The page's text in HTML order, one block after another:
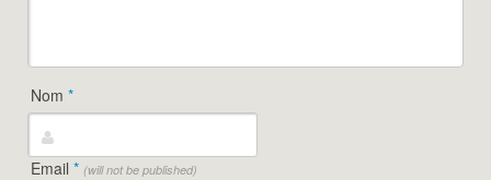
Nom*
Email* (will not be published)